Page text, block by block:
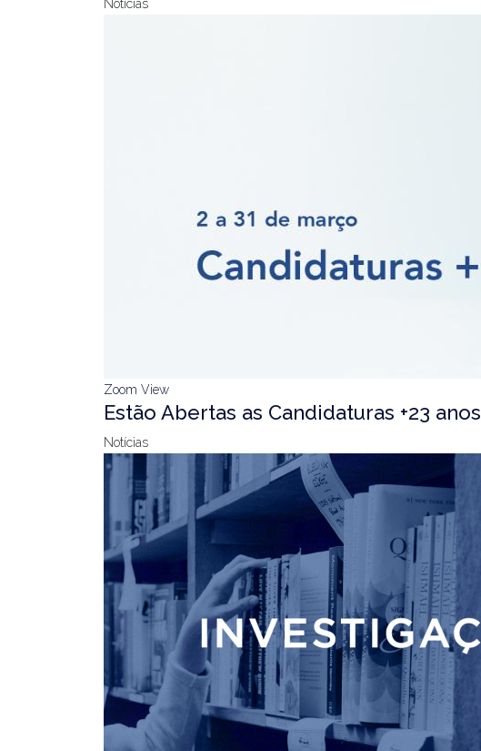
Notícias
Zoom View
Estão Abertas as Candidaturas +23 anos
Notícias